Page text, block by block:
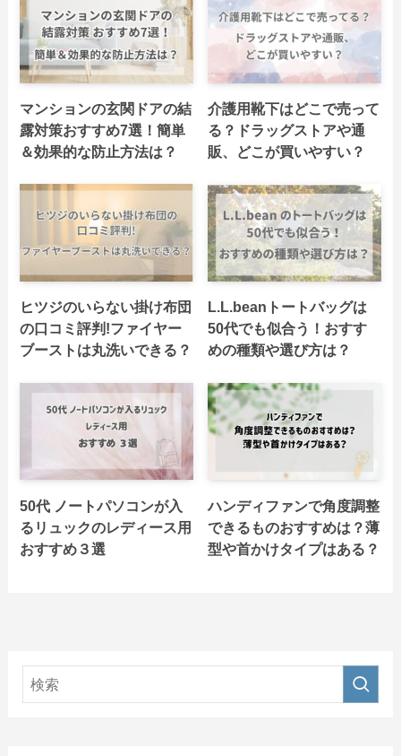
マンションの玄関ドアの結
露対策おすすめ7選！簡単
＆効果的な防止方法は？
介護用靴下はどこで売って
る？ドラッグストアや通
販、どこが買いやすい？
ヒツジのいらない掛け布団
の口コミ評判!ファイヤー
ブーストは丸洗いできる？
L.L.beanトートバッグは
50代でも似合う！おすす
めの種類や選び方は？
50代 ノートパソコンが入
るリュックのレディース用
おすすめ３選
ハンディファンで角度調整
できるものおすすめは？薄
型や首かけタイプはある？